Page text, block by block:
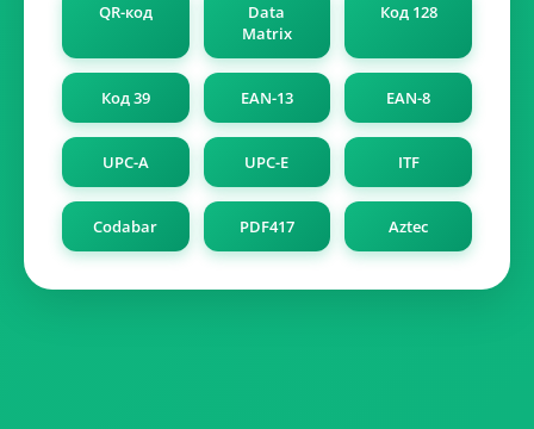
QR-код
Data
Matrix
Код 128
Код 39 EAN-13 EAN-8
UPC-A UPC-E ITF
Codabar PDF417 Aztec